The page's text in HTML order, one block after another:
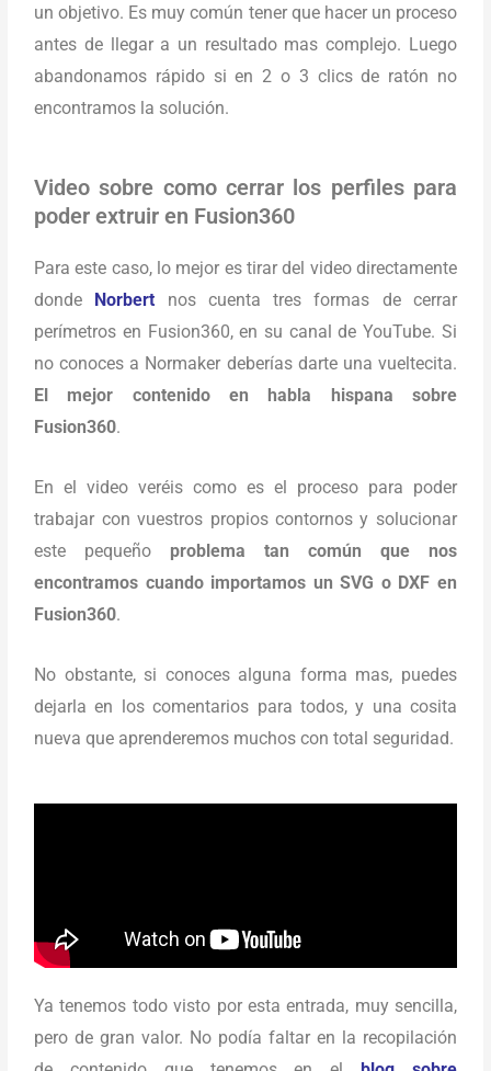
un objetivo. Es muy común tener que hacer un proceso
antes de llegar a un resultado mas complejo. Luego
abandonamos rápido si en 2 o 3 clics de ratón no
encontramos la solución.
Video sobre como cerrar los perfiles para
poder extruir en Fusion360
Para este caso, lo mejor es tirar del video directamente
donde
Norbert nos cuenta tres formas de cerrar
perímetros en Fusion360, en su canal de YouTube. Si
no conoces a Normaker deberías darte una vueltecita.
El mejor contenido en habla hispana sobre
Fusion360.
En el video veréis como es el proceso para poder
trabajar con vuestros propios contornos y solucionar
este pequeño problema tan común que nos
encontramos cuando importamos un SVG o DXF en
Fusion360.
No obstante, si conoces alguna forma mas, puedes
dejarla en los comentarios para todos, y una cosita
nueva que aprenderemos muchos con total seguridad.
Ya tenemos todo visto por esta entrada, muy sencilla,
pero de gran valor. No podía faltar en la recopilación